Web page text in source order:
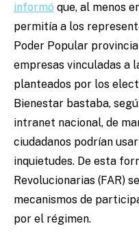
informó que, al menos
permitía a los
Poder Popular
empresas vinculadas a
planteados por los
Bienestar bastaba,
intranet nacional, de
ciudadanos podrían
inquietudes. De esta
Revolucionarias (FAR)
mecanismos de
por el régimen.